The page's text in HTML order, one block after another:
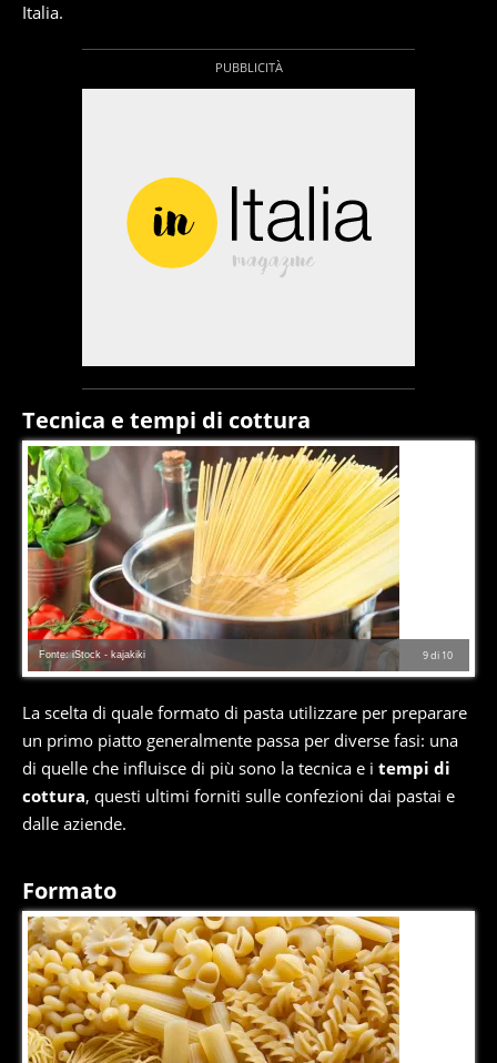
Italia.
Tecnica e tempi di cottura
9di 10
Fonte: iStock - kajakiki
La scelta di quale formato di pasta utilizzare per preparare
un primo piatto generalmente passa per diverse fasi: una
di quelle che influisce di più sono la tecnica e i tempi di
cottura, questi ultimi forniti sulle confezioni dai pastai e
dalle aziende.
Formato